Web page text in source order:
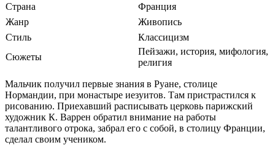
Страна
Франция
Жанр
Живопись
Стиль
Классицизм
Сюжеты
Пейзажи, история, мифология,
религия
Мальчик получил первые знания в Руане, столице
Нормандии, при монастыре иезуитов. Там пристрастился к
рисованию. Приехавший расписывать церковь парижский
художник К. Варрен обратил внимание на работы
талантливого отрока, забрал его с собой, в столицу Франции,
сделал своим учеником.